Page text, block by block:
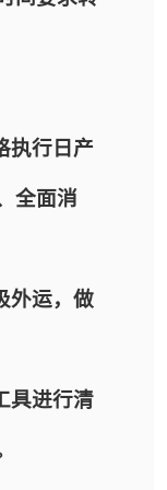
执行日产
全面消
外运，做
具进行清